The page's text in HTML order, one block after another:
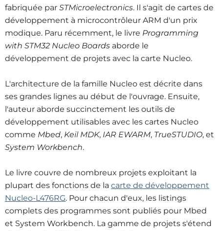
fabriquée par STMicroelectronics. Il s'agit de cartes de
développement à microcontrôleur ARM d'un prix
modique. Paru récemment, le livre Programming
with STM32 Nucleo Boards aborde le
développement de projets avec la carte Nucleo.
L'architecture de la famille Nucleo est décrite dans
ses grandes lignes au début de l'ouvrage. Ensuite,
l'auteur aborde succinctement les outils de
développement utilisables avec les cartes Nucleo
comme Mbed, Keil MDK, IAR EWARM, TrueSTUDIO, et
System Workbench.
Le livre couvre de nombreux projets exploitant la
plupart des fonctions de la carte de développement
Nucleo-L476RG. Pour chacun d'eux, les listings
complets des programmes sont publiés pour Mbed
et System Workbench. La gamme de projets s'étend